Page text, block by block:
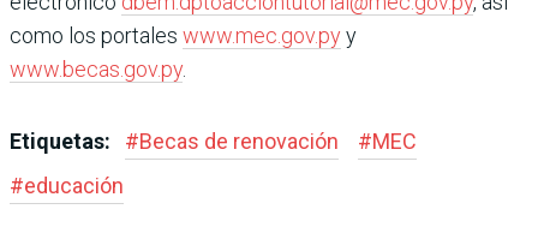
como los portales www.mec.gov.pyy
www.becas.gov.py.
Etiquetas: #Becas de renovación #MEC
#educación